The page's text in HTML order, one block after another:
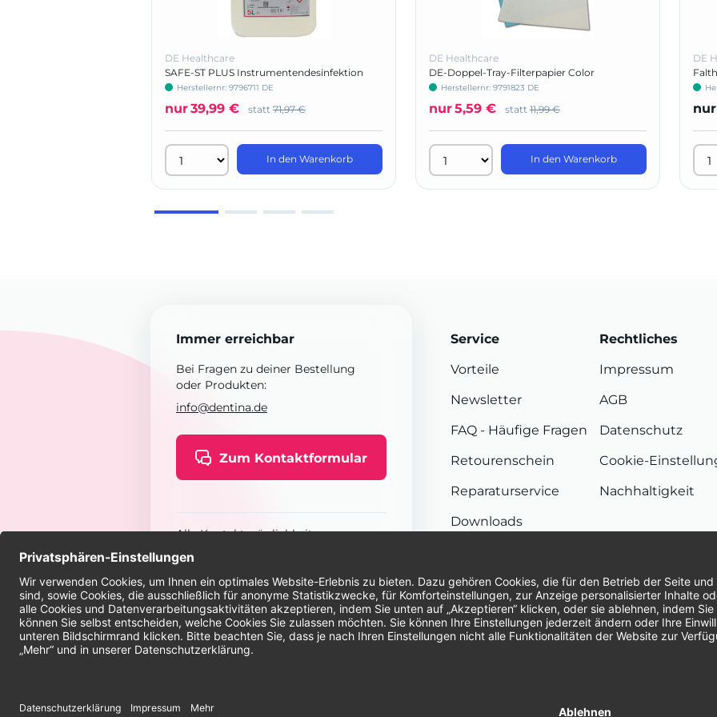
DE Healthcare
SAFE-ST PLUS Instrumentendesinfektion
viruzid
Herstellernr: 9796711 DE
nur39,99 € statt 71,97 €
In den Warenkorb
DE Healthcare
DE-Doppel-Tray-Filterpapier Color
Herstellernr: 9791823 DE
nur5,59 € statt 11,99 €
In den Warenkorb
DE
nur
Immer erreichbar
Bei Fragen zu deiner Bestellung
oder Produkten:
info@dentina.de
Zum Kontaktformular
Alle Kontaktmöglichkeiten
Service
Vorteile
Newsletter
FAQ - Häufige Fragen
Retourenschein
Reparaturservice
Downloads
Rechtliches
Impressum
AGB
Datenschutz
Cookie-
Nachhaltigkeit